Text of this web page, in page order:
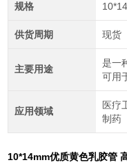
规格
供货周期 现货
主要用途
是一
可用
应用领域
医疗
制药
10*14mm优质黄色乳胶管